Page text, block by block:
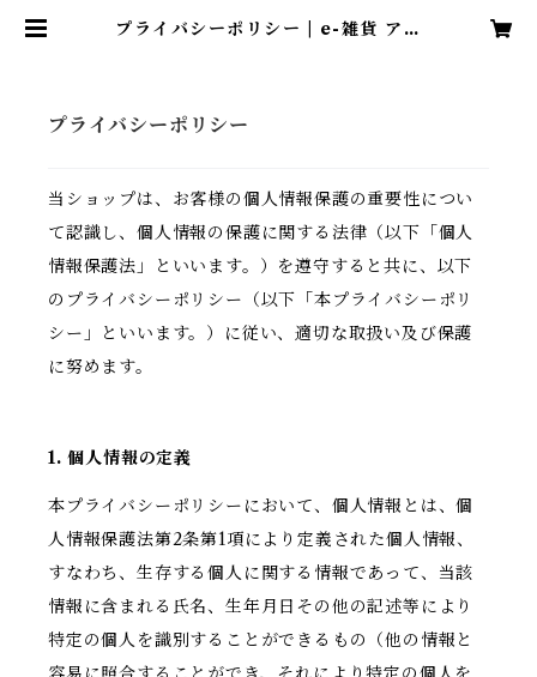
プライバシーポリシー | e-雑貨 アト
プライバシーポリシー
当ショップは、お客様の個人情報保護の重要性につい
て認識し、個人情報の保護に関する法律（以下「個人
情報保護法」といいます。）を遵守すると共に、以下
のプライバシーポリシー（以下「本プライバシーポリ
シー」といいます。）に従い、適切な取扱い及び保護
に努めます。
1. 個人情報の定義
本プライバシーポリシーにおいて、個人情報とは、個
人情報保護法第2条第1項により定義された個人情報、
すなわち、生存する個人に関する情報であって、当該
情報に含まれる氏名、生年月日その他の記述等により
特定の個人を識別することができるもの（他の情報と